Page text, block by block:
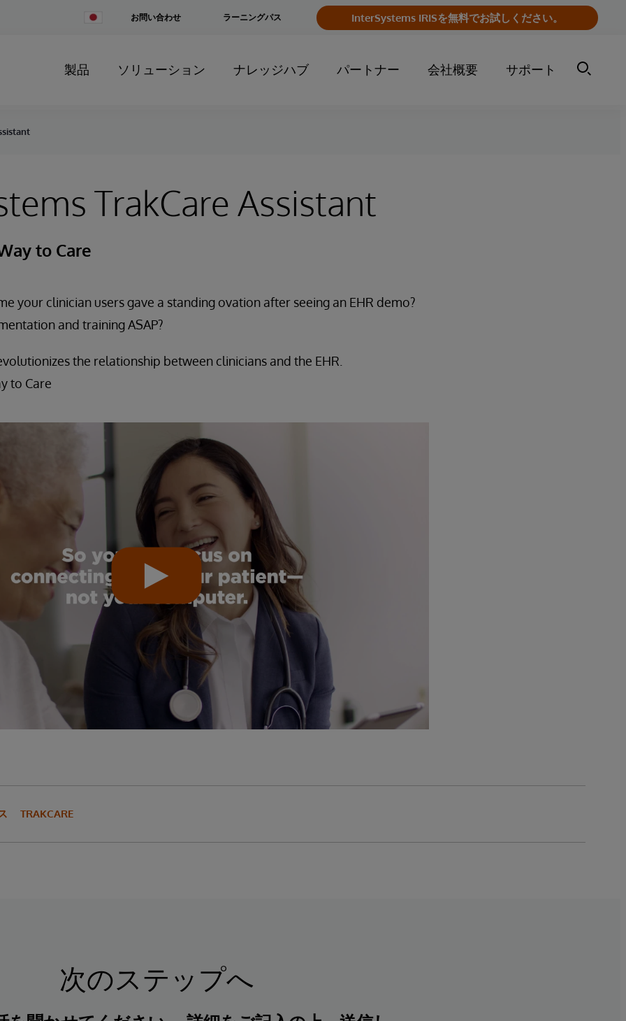
Change
お問い合わせ InterSystems IRISを無料でお試しください。
ラーニングパス
製品 ソリューション ナレッジハブ パートナー 会社概要 サポート
TrakCare Assistant
to Care
your clinician users gave a standing ovation after seeing an EHR demo?
and training ASAP?
the relationship between clinicians and the EHR.
to Care
TRAKCARE
次のステップへ